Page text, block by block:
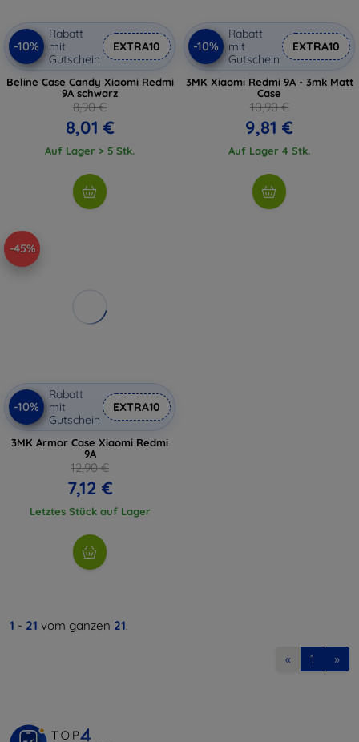
-10%
Rabatt
mit
Gutschein
EXTRA10
Beline Case Candy Xiaomi Redmi
9A schwarz
8,90 €
8,01 €
Auf Lager > 5 Stk.
-10%
Rabatt
mit
Gutschein
EXTRA10
3MK Xiaomi Redmi 9A - 3mk Matt
Case
10,90 €
9,81 €
Auf Lager 4 Stk.
-45%
-10%
Rabatt
mit
Gutschein
EXTRA10
3MK Armor Case Xiaomi Redmi
9A
12,90 €
7,12 €
Letztes Stück auf Lager
1 - 21 vom ganzen 21.
« 1 »